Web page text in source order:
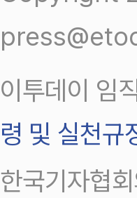
이투데이 임
령 및 실천규
한국기자협